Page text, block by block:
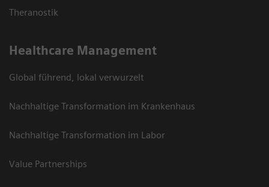
Theranostik
Healthcare Management
Global führend, lokal verwurzelt
Nachhaltige Transformation im Krankenhaus
Nachhaltige Transformation im Labor
Value Partnerships